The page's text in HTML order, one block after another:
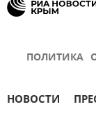
ПОЛИТИКА
НОВОСТИ